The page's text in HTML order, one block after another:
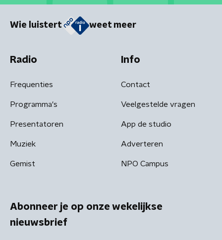
Wie luistert weet meer
Radio
Frequenties
Programma's
Presentatoren
Muziek
Gemist
Info
Contact
Veelgestelde vragen
App de studio
Adverteren
NPO Campus
Abonneer je op onze wekelijkse
nieuwsbrief